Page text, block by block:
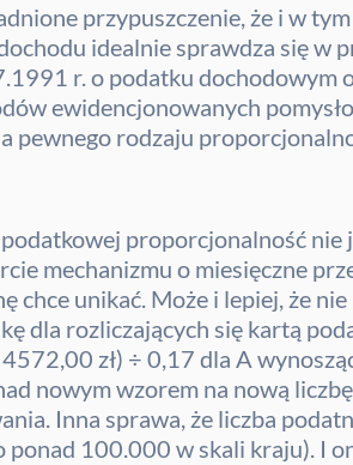
przypuszczenie, że i w
idealnie sprawdza się w
r. o podatku dochodowym
ewidencjonowanych
pewnego rodzaju
proporcjonalność nie
mechanizmu o miesięczne
chce unikać. Może i lepiej, że
dla rozliczających się kartą
zł) ÷ 0,17 dla A
nowym wzorem na nową
Inna sprawa, że liczba
ponad 100.000 w skali kraju). I